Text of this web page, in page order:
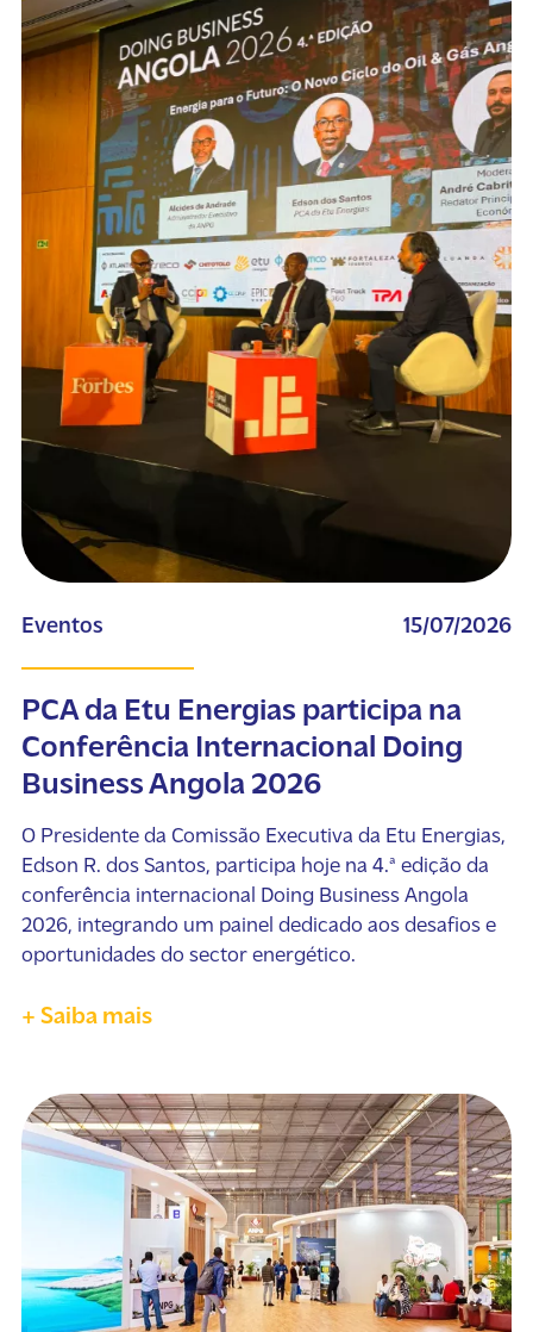
Eventos 15/07/2026
PCA da Etu Energias participa na
Conferência Internacional Doing
Business Angola 2026
O Presidente da Comissão Executiva da Etu Energias,
Edson R. dos Santos, participa hoje na 4.ª edição da
conferência internacional Doing Business Angola
2026, integrando um painel dedicado aos desafios e
oportunidades do sector energético.
+ Saiba mais